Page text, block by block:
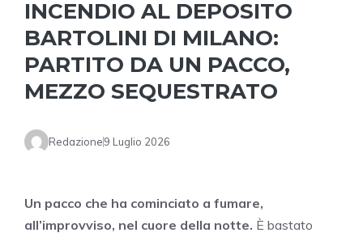
INCENDIO AL DEPOSITO
BARTOLINI DI MILANO:
PARTITO DA UN PACCO,
MEZZO SEQUESTRATO
Redazione9 Luglio 2026
Un pacco che ha cominciato a fumare,
all’improvviso, nel cuore della notte. È bastato